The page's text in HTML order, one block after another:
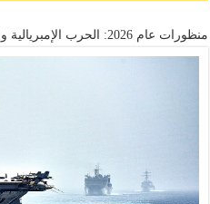
منظورات عام 2026: الحرب الإمبريالية والصراع الطبقي